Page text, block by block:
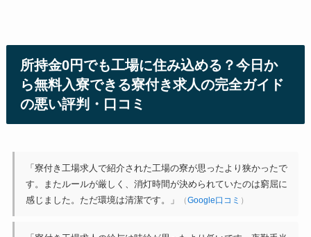
所持金0円でも工場に住み込める？今日か
ら無料入寮できる寮付き求人の完全ガイド
の悪い評判・口コミ
「寮付き工場求人で紹介された工場の寮が思ったより狭かったで
す。またルールが厳しく、消灯時間が決められていたのは窮屈に
感じました。ただ環境は清潔です。」
（Google口コミ ）